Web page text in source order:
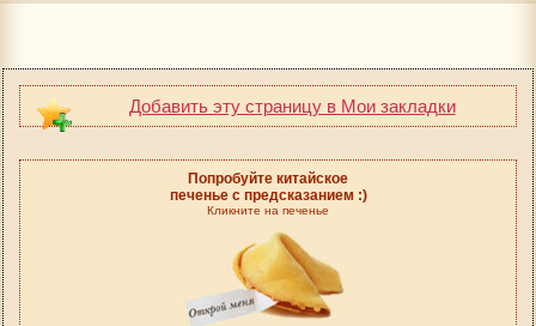
Добавить эту страницу в Мои закладки
Попробуйте китайское
печенье с предсказанием :)
Кликните на печенье